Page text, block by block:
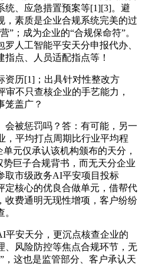
统、应急措置预案等[1][3]。避
，素质是企业合规系统完美的过
”；成为企业的“合规保命符”。
人工智能平安天分申报代办、
点、人员适配指点等！
历[1]；出具针对性整改方
不只查核企业的手艺能力，
笼盖广？
被惩罚吗？答：有可能，另一
，平均打点周期比行业平均程
元仅承认该机构颁布的天分，
巨子合规背书，而无天分企业
取市级政务AI平安项目投标
定核心的优良合做单元，借帮代
收费通明无现性增项，客户纷纷
安天分，更沉点核查企业的
、风险防控等焦点合规环节，无
，这也是监管部分、客户承认天